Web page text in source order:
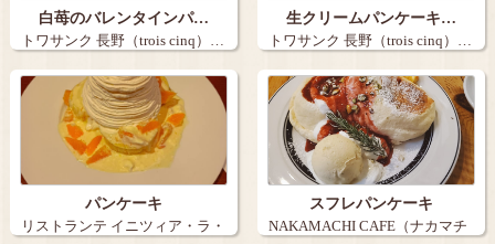
白苺のバレンタインパ…
トワサンク 長野（trois cinq）…
生クリームパンケーキ…
トワサンク 長野（trois cinq）…
パンケーキ
リストランテ イニツィア・ラ・
スフレパンケーキ
NAKAMACHI CAFE（ナカマチ